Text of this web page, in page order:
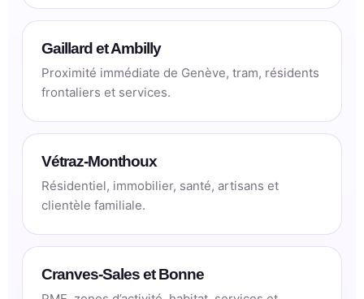
Gaillard et Ambilly
Proximité immédiate de Genève, tram, résidents
frontaliers et services.
Vétraz-Monthoux
Résidentiel, immobilier, santé, artisans et
clientèle familiale.
Cranves-Sales et Bonne